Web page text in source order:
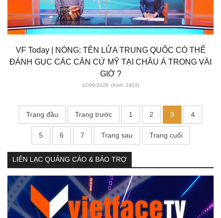
VF Today | NÓNG: TÊN LỬA TRUNG QUỐC CÓ THỂ
ĐÁNH GỤC CÁC CĂN CỨ MỸ TẠI CHÂU Á TRONG VÀI
GIỜ ?
12/06/2026 (Xem: 2403)
Trang đầu Trang trước 1 2 3 4
5 6 7 Trang sau Trang cuối
LIÊN LẠC QUẢNG CÁO & BẢO TRỢ